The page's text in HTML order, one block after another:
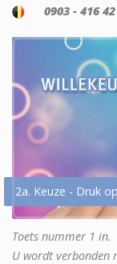
0903 - 416 42
2a. Keuze - Druk
Toets nummer 1 in.
U wordt verbonden